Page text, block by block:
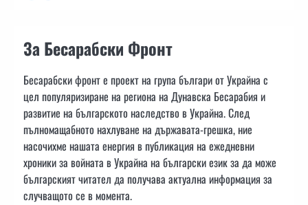
За Бесарабски Фронт
Бесарабски фронт е проект на група българи от Украйна с
цел популяризиране на региона на Дунавска Бесарабия и
развитие на българското наследство в Украйна. След
пълномащабното нахлуване на държавата-грешка, ние
насочихме нашата енергия в публикация на ежедневни
хроники за войната в Украйна на български език за да може
българският читател да получава актуална информация за
случващото се в момента.